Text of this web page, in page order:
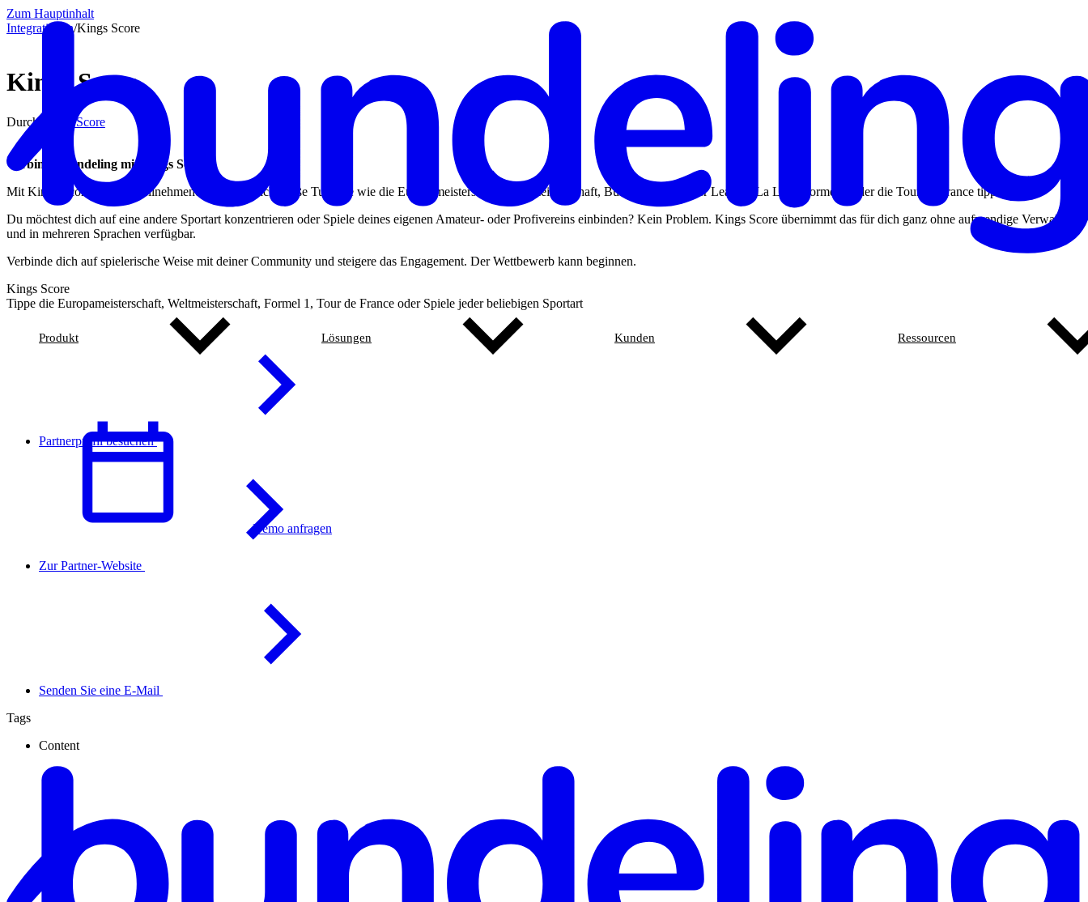
Zum Hauptinhalt
Produkt Lösungen Kunden Ressourcen
Demo anfragen
Deutsch
Integrationen/Kings Score
Kings Score
Durch Kings Score
Verbinde Bundeling mit Kings Score
Mit Kings Score können Teilnehmende ganz einfach große Turniere wie die Europameisterschaft, Weltmeisterschaft, Bundesliga, Premier League, La Liga, Formel 1 oder die Tour de France tippen.
Du möchtest dich auf eine andere Sportart konzentrieren oder Spiele deines eigenen Amateur- oder Profivereins einbinden? Kein Problem. Kings Score übernimmt das für dich ganz ohne aufwendige Verwaltung
und in mehreren Sprachen verfügbar.
Verbinde dich auf spielerische Weise mit deiner Community und steigere das Engagement. Der Wettbewerb kann beginnen.
Kings Score
Tippe die Europameisterschaft, Weltmeisterschaft, Formel 1, Tour de France oder Spiele jeder beliebigen Sportart
Partnerprofil besuchen
Zur Partner-Website
Senden Sie eine E-Mail
Tags
Content